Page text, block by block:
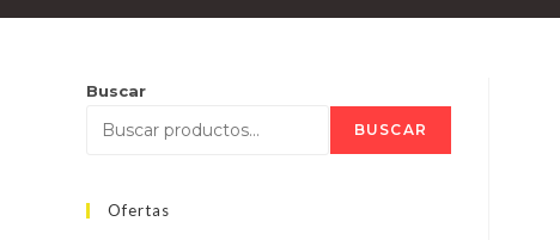
Buscar
BUSCAR
Ofertas